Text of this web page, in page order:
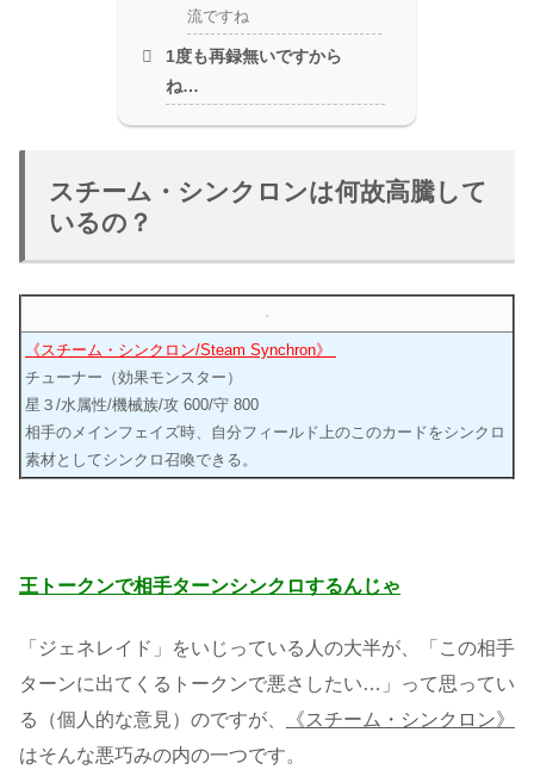
流ですね
1度も再録無いですから
ね…
スチーム・シンクロンは何故高騰して
いるの？
《スチーム・シンクロン/Steam Synchron》
チューナー（効果モンスター）
星３/水属性/機械族/攻 600/守 800
相手のメインフェイズ時、自分フィールド上のこのカードをシンクロ
素材としてシンクロ召喚できる。
王トークンで相手ターンシンクロするんじゃ
「ジェネレイド」をいじっている人の大半が、「この相手
ターンに出てくるトークンで悪さしたい…」って思ってい
る（個人的な意見）のですが、
《スチーム・シンクロン》
はそんな悪巧みの内の一つです。